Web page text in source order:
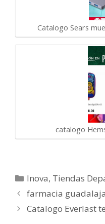
Catalogo Sears
catalogo
Categorías
Inova, Tiendas
farmacia
Catalogo Everlast